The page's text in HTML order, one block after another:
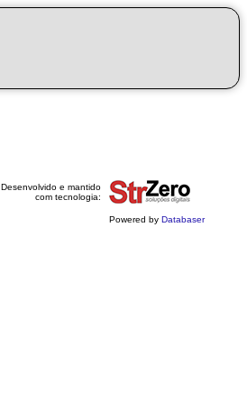
Desenvolvido e mantido
com tecnologia:
Powered by Databaser